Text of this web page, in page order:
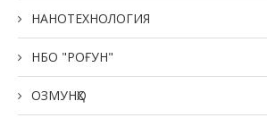
НАНОТЕХНОЛОГИЯ
НБО "РОҒУН"
ОЗМУНҲО